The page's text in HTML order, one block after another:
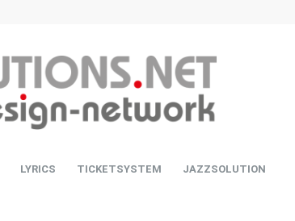
LYRICS TICKETSYSTEM JAZZSOLUTION